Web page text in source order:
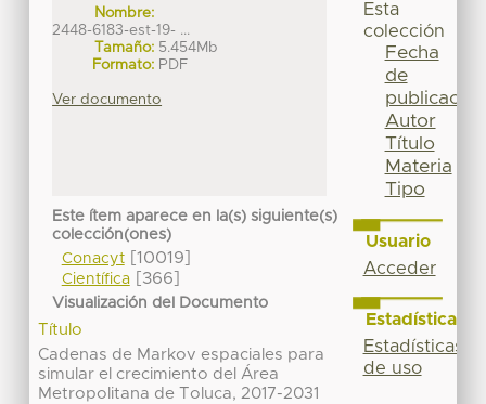
Nombre:
2448-6183-est-19- ...
Tamaño: 5.454Mb
Formato: PDF
Ver documento
Este ítem aparece en la(s) siguiente(s)
colección(ones)
Conacyt[10019]
Científica[366]
Visualización del Documento
Título
Cadenas de Markov espaciales para
simular el crecimiento del Área
Metropolitana de Toluca, 2017-2031
Esta
colección
Fecha
de
publicación
Autor
Título
Materia
Tipo
Usuario
Acceder
Estadísticas
Estadísticas
de uso